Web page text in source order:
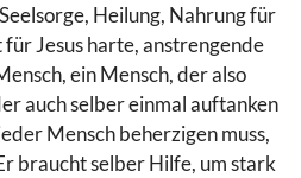
Heilung, Nahrung für
für Jesus harte, anstrengende
ein Mensch, der also
auch selber einmal auftanken
Mensch beherzigen muss,
braucht selber Hilfe, um stark